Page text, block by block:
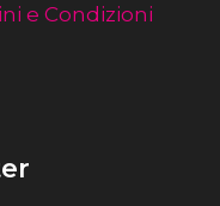
e Condizioni